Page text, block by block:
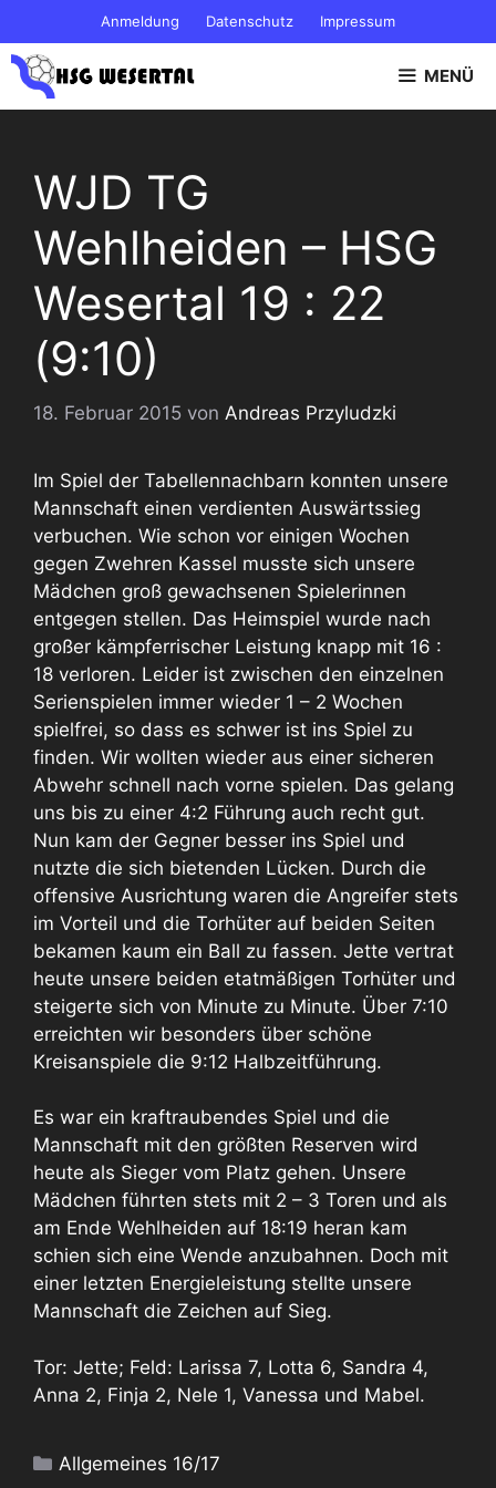
Inhalt
springen
Anmeldung Datenschutz Impressum
MENÜ
WJD TG
Wehlheiden – HSG
Wesertal 19 : 22
(9:10)
18. Februar 2015 von Andreas Przyludzki
Im Spiel der Tabellennachbarn konnten unsere
Mannschaft einen verdienten Auswärtssieg
verbuchen. Wie schon vor einigen Wochen
gegen Zwehren Kassel musste sich unsere
Mädchen groß gewachsenen Spielerinnen
entgegen stellen. Das Heimspiel wurde nach
großer kämpferrischer Leistung knapp mit 16 :
18 verloren. Leider ist zwischen den einzelnen
Serienspielen immer wieder 1 – 2 Wochen
spielfrei, so dass es schwer ist ins Spiel zu
finden. Wir wollten wieder aus einer sicheren
Abwehr schnell nach vorne spielen. Das gelang
uns bis zu einer 4:2 Führung auch recht gut.
Nun kam der Gegner besser ins Spiel und
nutzte die sich bietenden Lücken. Durch die
offensive Ausrichtung waren die Angreifer stets
im Vorteil und die Torhüter auf beiden Seiten
bekamen kaum ein Ball zu fassen. Jette vertrat
heute unsere beiden etatmäßigen Torhüter und
steigerte sich von Minute zu Minute. Über 7:10
erreichten wir besonders über schöne
Kreisanspiele die 9:12 Halbzeitführung.
Es war ein kraftraubendes Spiel und die
Mannschaft mit den größten Reserven wird
heute als Sieger vom Platz gehen. Unsere
Mädchen führten stets mit 2 – 3 Toren und als
am Ende Wehlheiden auf 18:19 heran kam
schien sich eine Wende anzubahnen. Doch mit
einer letzten Energieleistung stellte unsere
Mannschaft die Zeichen auf Sieg.
Tor: Jette; Feld: Larissa 7, Lotta 6, Sandra 4,
Anna 2, Finja 2, Nele 1, Vanessa und Mabel.
Kategorien
Allgemeines 16/17